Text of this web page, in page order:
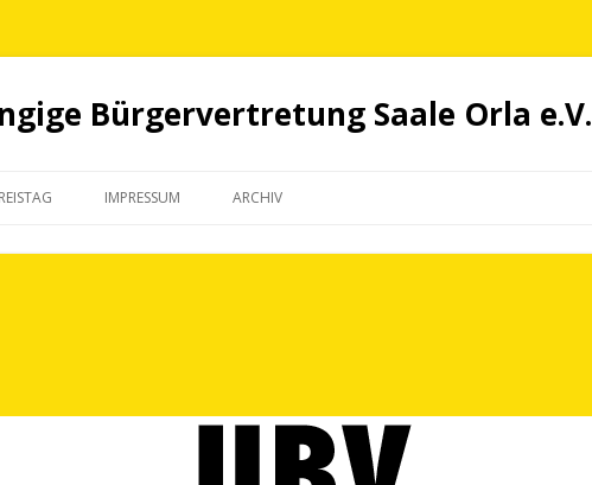
Bürgervertretung Saale Orla e.V.
IMPRESSUM ARCHIV